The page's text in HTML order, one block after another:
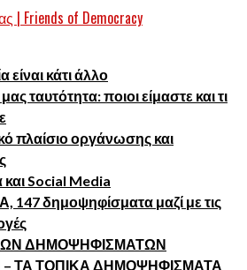
είναι κάτι άλλο
ταυτότητα: ποιοι είμαστε και τι
πλαίσιο οργάνωσης και
και Social Media
δημοψηφίσματα μαζί με τις
ΔΗΜΟΨΗΦΙΣΜΑΤΩΝ
– ΤΑ ΤΟΠΙΚΑ ΔΗΜΟΨΗΦΙΣΜΑΤΑ